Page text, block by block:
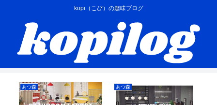
kopi（こぴ）の趣味ブログ
あつ森 あつ森